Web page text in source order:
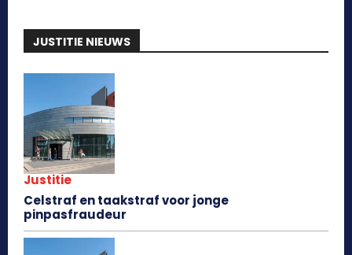
JUSTITIE NIEUWS
Justitie
Celstraf en taakstraf voor jonge
pinpasfraudeur